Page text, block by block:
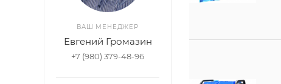
ВАШ МЕНЕДЖЕР
Евгений Громазин
+7 (980) 379-48-96